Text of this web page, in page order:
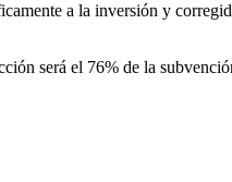
a la inversión y
será el 76% de la